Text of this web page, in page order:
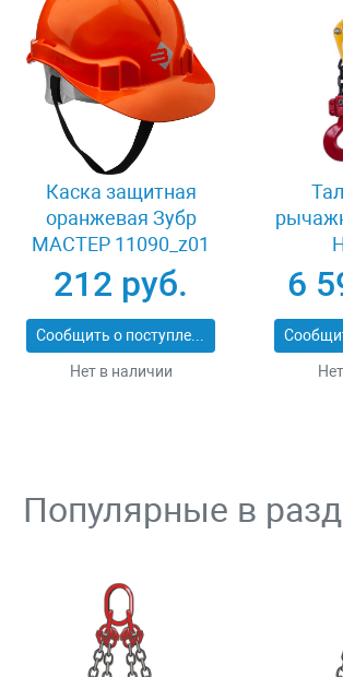
Каска защитная
оранжевая Зубр
МАСТЕР 11090_z01
212 руб.
Сообщить о поступлении
Нет в наличии
6
Популярные в